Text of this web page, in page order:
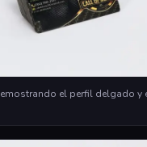
el perfil delgado y